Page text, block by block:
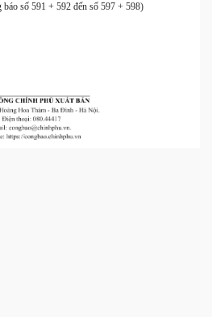
số 591 + 592 đến số 597 + 598)